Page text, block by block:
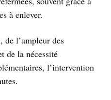
à enlever.
l’ampleur des
de la nécessité
l’intervention